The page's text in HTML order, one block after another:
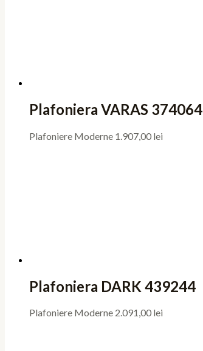
Plafoniera VARAS 374064
Plafoniere Moderne 1.907,00 lei
Plafoniera DARK 439244
Plafoniere Moderne 2.091,00 lei